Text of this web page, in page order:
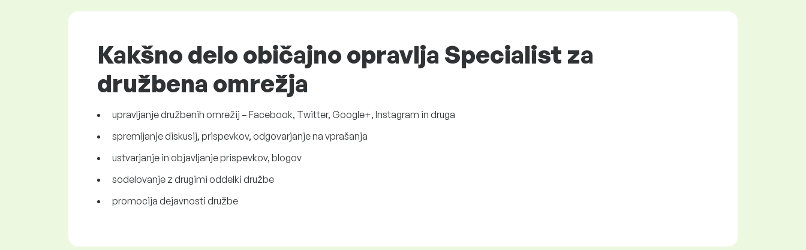
Kakšno delo običajno opravlja Specialist za
družbena omrežja
upravljanje družbenih omrežij – Facebook, Twitter, Google+, Instagram in druga
spremljanje diskusij, prispevkov, odgovarjanje na vprašanja
ustvarjanje in objavljanje prispevkov, blogov
sodelovanje z drugimi oddelki družbe
promocija dejavnosti družbe